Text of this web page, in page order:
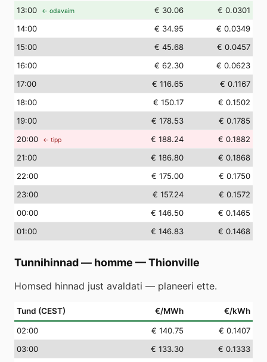
13:00 ← odavaim € 30.06
€ 0.0301
14:00 € 34.95
€ 0.0349
15:00 € 45.68
€ 0.0457
16:00 € 62.30
€ 0.0623
17:00 € 116.65
€ 0.1167
18:00 € 150.17
€ 0.1502
19:00 € 178.53
€ 0.1785
20:00 ← tipp € 188.24
€ 0.1882
21:00 € 186.80
€ 0.1868
22:00 € 175.00
€ 0.1750
23:00 € 157.24
€ 0.1572
00:00 € 146.50
€ 0.1465
01:00 € 146.83 € 0.1468
Tunnihinnad — homme —Thionville
Homsed hinnad just avaldati — planeeri ette.
Tund (CEST) €/MWh €/kWh
02:00 € 140.75
€ 0.1407
03:00 € 133.30
€ 0.1333